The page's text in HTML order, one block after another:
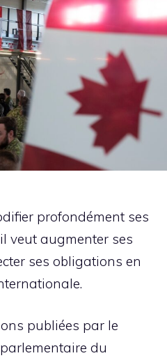
profondément ses
veut augmenter ses
ses obligations en
publiées par le
du